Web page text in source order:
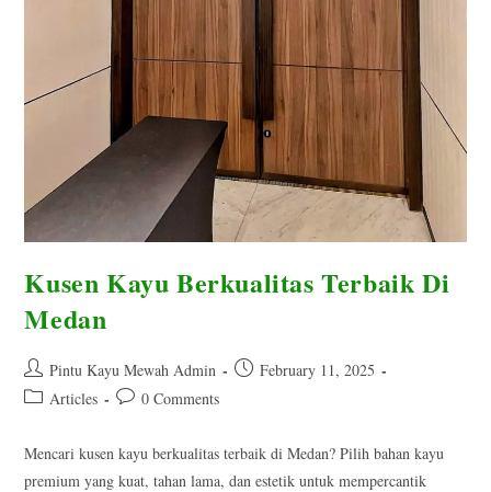
Kusen Kayu Berkualitas Terbaik Di
Medan
Post
author:
Pintu Kayu Mewah Admin
PostFebruary 11, 2025
Post Articles
Post0 Comments
Mencari kusen kayu berkualitas terbaik di Medan? Pilih bahan kayu
premium yang kuat, tahan lama, dan estetik untuk mempercantik